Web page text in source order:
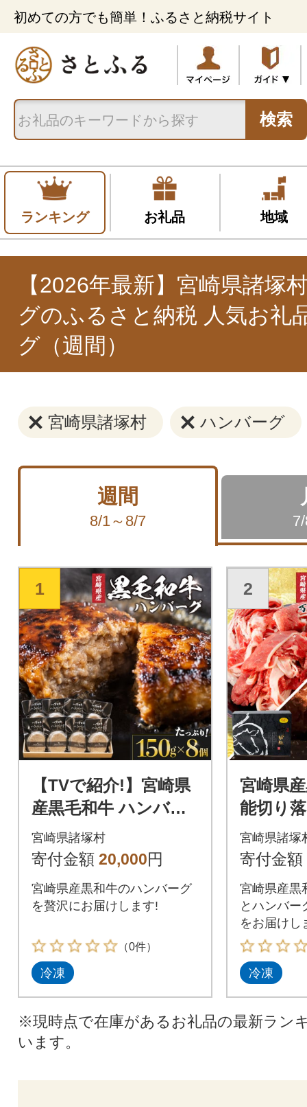
初めての方でも簡単！ふるさと納税サイト
検索
ランキング お礼品 地域
【2026年最新】宮崎県諸塚
グのふるさと納税 人気お礼
グ（週間）
宮崎県諸塚村 ハンバーグ
週間
8/1～8/7
1
【TVで紹介!】宮崎県
産黒毛和牛 ハンバー
グ 150g×8個
宮崎県諸塚村
寄付金額 20,000円
宮崎県産黒和牛のハンバーグ
を贅沢にお届けします!
（0件）
冷凍
2
宮崎県
能切り
×1P)ハ
×3個)セ
宮崎県諸塚
寄付金額
宮崎県産黒
とハンバー
をお届けし
冷凍
※現時点で在庫があるお礼品の最新ラン
います。